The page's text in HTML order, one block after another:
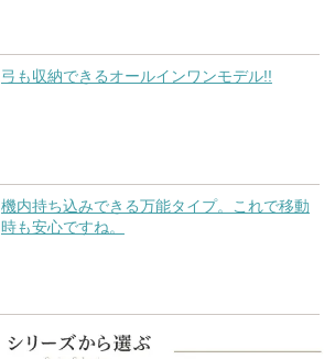
弓も収納できるオールインワンモデル!!
機内持ち込みできる万能タイプ。これで移動
時も安心ですね。